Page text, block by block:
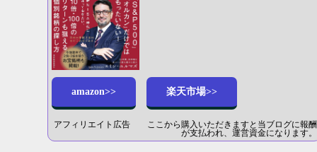
amazon>> 楽天市場>>
アフィリエイト広告 ここから購入いただきますと当ブログに報酬
が支払われ、運営資金になります。